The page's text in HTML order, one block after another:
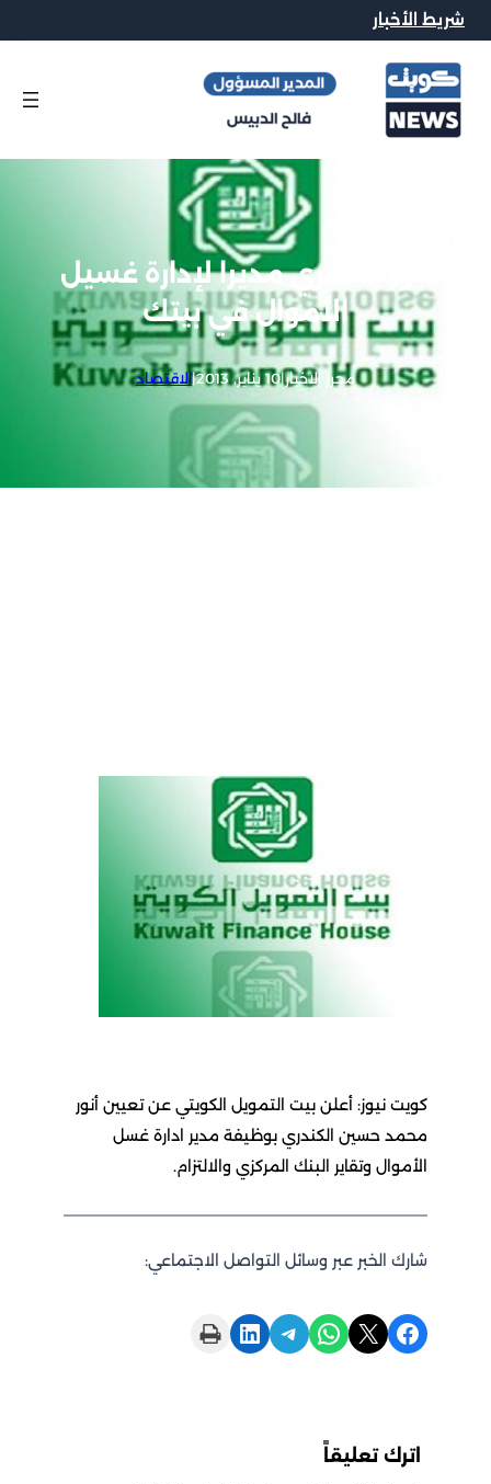
شريط الأخبار
أنور الكندري مديرا لإدارة غسيل
الأموال في بيتك
محرر الاخبار|10 يناير, 2013 |الاقتصاد
كويت نيوز: أعلن بيت التمويل الكويتي عن تعيين أنور
محمد حسين الكندري بوظيفة مدير ادارة غسل
الأموال وتقاير البنك المركزي والالتزام.
شارك الخبر عبر وسائل التواصل الاجتماعي:
Share on Facebook
Share on X
Share on WhatsApp
Share on Telegram
Share on LinkedIn
Print this Page
اترك تعليقاً